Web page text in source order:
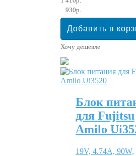
930р.
Хочу дешевле
Блок
для Fujitsu
Amilo
19V, 4.74A, 90W,